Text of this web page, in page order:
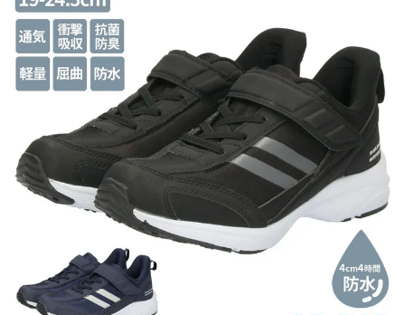
すべての商品
サンダル
レインシューズ
パンプス
ローファー
メンズ
すべての商品
サンダル
レインシューズ
スニーカー
ビジネス・ドレスシューズ
キッズ
すべての商品
レインシューズ
スニーカー
NEW
すべての商品
レディース新入荷
すべての商品
バッグ